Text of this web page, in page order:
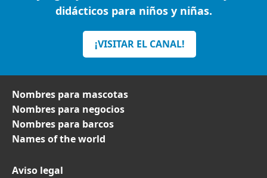
didácticos para niños y niñas.
¡VISITAR EL CANAL!
Nombres para mascotas
Nombres para negocios
Nombres para barcos
Names of the world
Aviso legal